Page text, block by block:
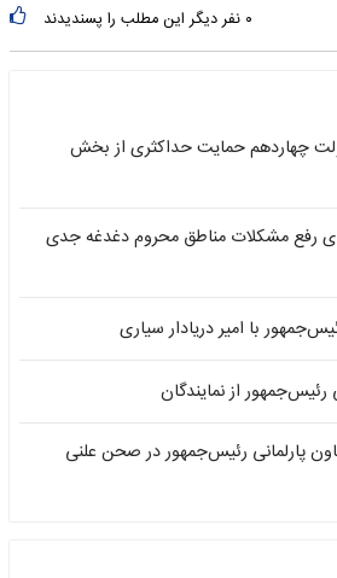
۰ نفر دیگر این مطلب را پسندیدند
چهاردهم حمایت حداکثری از بخش
رفع مشکلات مناطق محروم دغدغه جدی
با امیر دریادار سیاری
رئیس‌جمهور از نمایندگان
پارلمانی رئیس‌جمهور در صحن علنی